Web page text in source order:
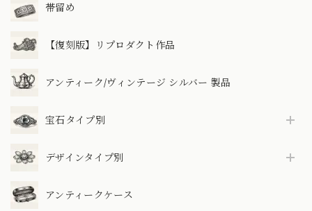
帯留め
【復刻版】リプロダクト作品
アンティーク/ヴィンテージ シルバー 製品
宝石タイプ別
デザインタイプ別
アンティークケース